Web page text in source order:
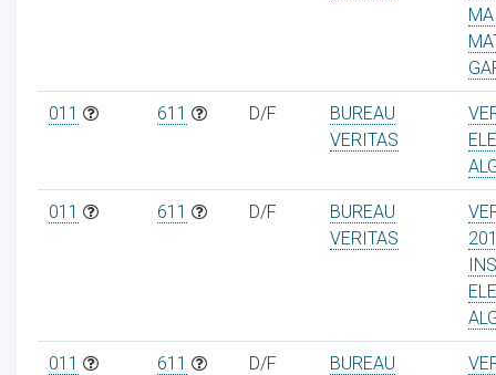
011 611 D/F
BUREAU
VERITAS
011 611 D/F
BUREAU
VERITAS
011 611 D/F
BUREAU